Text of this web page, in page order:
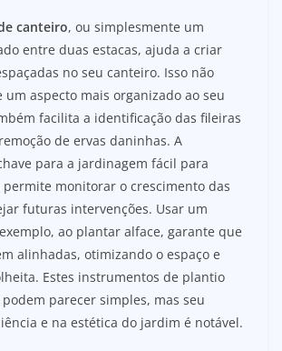
canteiro, ou simplesmente um
entre duas estacas, ajuda a criar
no seu canteiro. Isso não
um aspecto mais organizado ao seu
facilita a identificação das fileiras
de ervas daninhas. A
para a jardinagem fácil para
monitorar o crescimento das
futuras intervenções. Usar um
ao plantar alface, garante que
alinhadas, otimizando o espaço e
Estes instrumentos de plantio
parecer simples, mas seu
e na estética do jardim é notável.